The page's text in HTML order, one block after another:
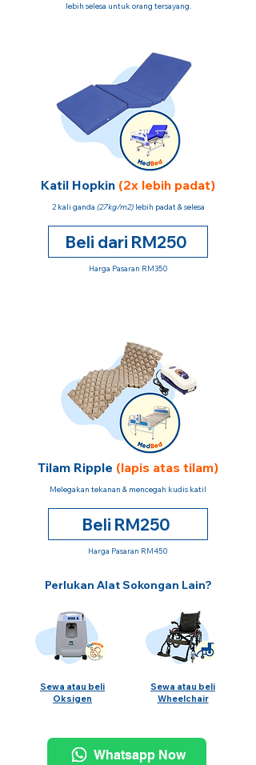
lebih selesa untuk orang tersayang.
Katil Hopkin (2x lebih padat)
2 kali ganda (27kg/m2)lebih padat & selesa
Beli dari RM250
Harga Pasaran RM350
Tilam Ripple (lapis atas tilam)
Melegakan tekanan & mencegah kudis katil
Beli RM250
Harga Pasaran RM450
Perlukan Alat Sokongan Lain?
Sewa atau beli
Oksigen
Sewa atau beli
Wheelchair
Whatsapp Now